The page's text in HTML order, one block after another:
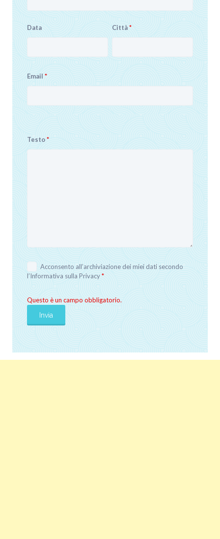
Data Città*
Email *
Testo*
Acconsento all’archiviazione dei miei dati secondo
l’Informativa sulla Privacy*
Questo è un campo obbligatorio.